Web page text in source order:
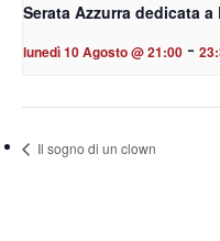
Serata Azzurra dedicata
lunedì 10 Agosto @ 21:00 -
Il sogno di un clown